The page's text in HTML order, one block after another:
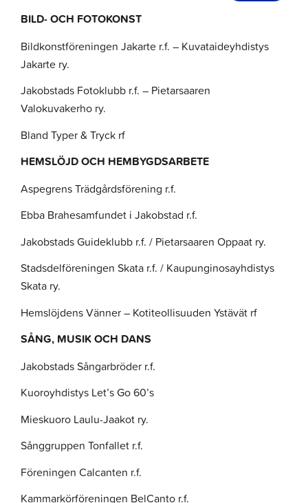
BILD- OCH FOTOKONST
Bildkonstföreningen Jakarte r.f. – Kuvataideyhdistys
Jakarte ry.
Jakobstads Fotoklubb r.f. – Pietarsaaren
Valokuvakerho ry.
Bland Typer & Tryck rf
HEMSLÖJD OCH HEMBYGDSARBETE
Aspegrens Trädgårdsförening r.f.
Ebba Brahesamfundet i Jakobstad r.f.
Jakobstads Guideklubb r.f. / Pietarsaaren Oppaat ry.
Stadsdelföreningen Skata r.f. / Kaupunginosayhdistys
Skata ry.
Hemslöjdens Vänner – Kotiteollisuuden Ystävät rf
SÅNG, MUSIK OCH DANS
Jakobstads Sångarbröder r.f.
Kuoroyhdistys Let’s Go 60’s
Mieskuoro Laulu-Jaakot ry.
Sånggruppen Tonfallet r.f.
Föreningen Calcanten r.f.
Kammarkörföreningen BelCanto r.f.